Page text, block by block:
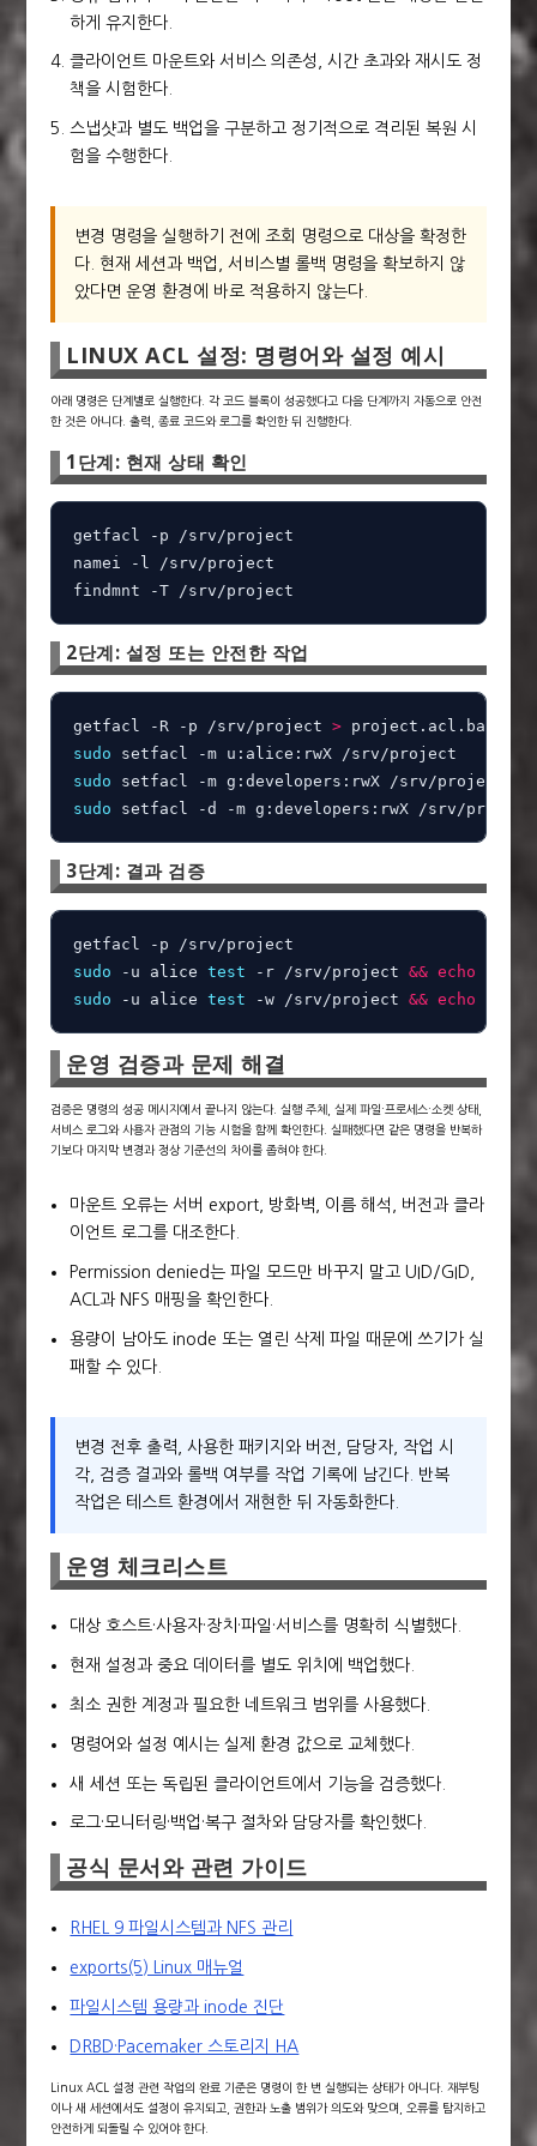
하게 유지한다.
클라이언트 마운트와 서비스 의존성, 시간 초과와 재시도 정
책을 시험한다.
스냅샷과 별도 백업을 구분하고 정기적으로 격리된 복원 시
험을 수행한다.
변경 명령을 실행하기 전에 조회 명령으로 대상을 확정한
다. 현재 세션과 백업, 서비스별 롤백 명령을 확보하지 않
았다면 운영 환경에 바로 적용하지 않는다.
LINUX ACL 설정: 명령어와 설정 예시
아래 명령은 단계별로 실행한다. 각 코드 블록이 성공했다고 다음 단계까지 자동으로 안전
한 것은 아니다. 출력, 종료 코드와 로그를 확인한 뒤 진행한다.
1단계: 현재 상태 확인
getfacl -p /srv/project
namei -l /srv/project
findmnt -T /srv/project
2단계: 설정 또는 안전한 작업
getfacl -R -p /srv/project >
sudo
sudo
sudo setfacl -d -m g:developers:rwX /srv/project
3단계: 결과 검증
sudo -u alice test -r /srv/project && echo
sudo -u alice test -w /srv/project && echo
운영 검증과 문제 해결
검증은 명령의 성공 메시지에서 끝나지 않는다. 실행 주체, 실제 파일·프로세스·소켓 상태,
서비스 로그와 사용자 관점의 기능 시험을 함께 확인한다. 실패했다면 같은 명령을 반복하
기보다 마지막 변경과 정상 기준선의 차이를 좁혀야 한다.
마운트 오류는 서버 export, 방화벽, 이름 해석, 버전과 클라
이언트 로그를 대조한다.
Permission denied는 파일 모드만 바꾸지 말고 UID/GID,
ACL과 NFS 매핑을 확인한다.
용량이 남아도 inode 또는 열린 삭제 파일 때문에 쓰기가 실
패할 수 있다.
변경 전후 출력, 사용한 패키지와 버전, 담당자, 작업 시
각, 검증 결과와 롤백 여부를 작업 기록에 남긴다. 반복
작업은 테스트 환경에서 재현한 뒤 자동화한다.
운영 체크리스트
대상 호스트·사용자·장치·파일·서비스를 명확히 식별했다.
현재 설정과 중요 데이터를 별도 위치에 백업했다.
최소 권한 계정과 필요한 네트워크 범위를 사용했다.
명령어와 설정 예시는 실제 환경 값으로 교체했다.
새 세션 또는 독립된 클라이언트에서 기능을 검증했다.
로그·모니터링·백업·복구 절차와 담당자를 확인했다.
공식 문서와 관련 가이드
RHEL 9 파일시스템과 NFS 관리
exports(5) Linux 매뉴얼
파일시스템 용량과 inode 진단
DRBD·Pacemaker 스토리지 HA
Linux ACL 설정 관련 작업의 완료 기준은 명령이 한 번 실행되는 상태가 아니다. 재부팅
이나 새 세션에서도 설정이 유지되고, 권한과 노출 범위가 의도와 맞으며, 오류를 탐지하고
안전하게 되돌릴 수 있어야 한다.